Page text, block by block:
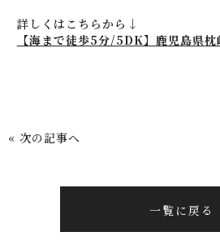
詳しくはこちらから↓
【海まで徒歩5分/5DK】鹿児島県枕
« 次の記事へ
一覧に戻る